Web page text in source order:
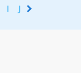
I J K